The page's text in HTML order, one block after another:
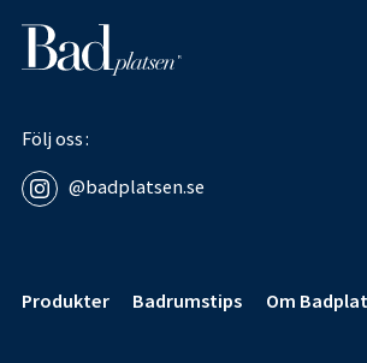
Följ oss
@badplatsen.se
Produkter
Badrumstips Om